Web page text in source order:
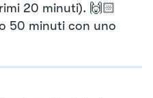
20 minuti). 🙌🏻
50 minuti con uno